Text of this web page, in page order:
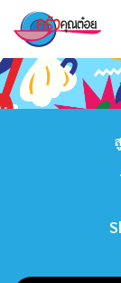
หน้าแรก
รายการย้อนห